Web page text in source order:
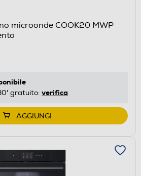
microonde COOK20 MWP
gratuito: verifica
AGGIUNGI